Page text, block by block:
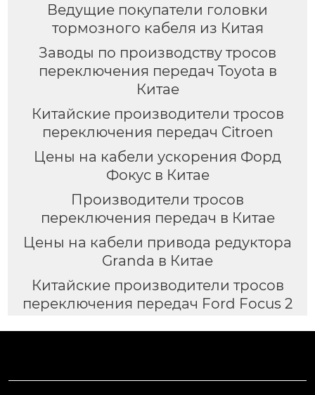
Ведущие покупатели головки
тормозного кабеля из Китая
Заводы по производству тросов
переключения передач Toyota в
Китае
Китайские производители тросов
переключения передач Citroen
Цены на кабели ускорения Форд
Фокус в Китае
Производители тросов
переключения передач в Китае
Цены на кабели привода редуктора
Granda в Китае
Китайские производители тросов
переключения передач Ford Focus 2